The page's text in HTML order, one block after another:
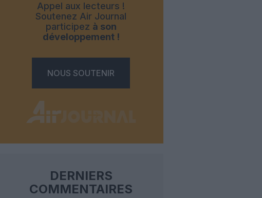
Appel aux lecteurs !
Soutenez Air Journal
participez à son
développement !
NOUS SOUTENIR
DERNIERS
COMMENTAIRES